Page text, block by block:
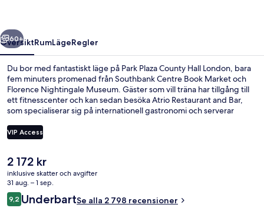
Nästa
60+
ÖversiktRumLägeRegler
Du bor med fantastiskt läge på Park Plaza County Hall London, bara
fem minuters promenad från Southbank Centre Book Market och
Florence Nightingale Museum. Gäster som vill träna har tillgång till
ett fitnesscenter och kan sedan besöka Atrio Restaurant and Bar,
som specialiserar sig på internationell gastronomi och serverar
bastu och en ångbastu. Andra resenärer brukar uppskatta boendet
för det centrala läget och områdets sightseeing, och även för att
Station ligger bara 5 minuter bort och till Waterloo Underground
Station tar det inte mer än 9 minuter att gå.
VIP Access
Det
nuvarande
priset
är
2 172 kr
2 172 kr
inklusive skatter och avgifter
31 aug. – 1 sep.
Recensioner
9,29,2 av 10,
UnderbartSe alla 2 798 recensioner